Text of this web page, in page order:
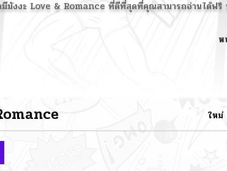
งงะ Love & Romance ที่ดีที่สุดที่คุณสามารถอ่านได้ฟรี
ห
ใหม่